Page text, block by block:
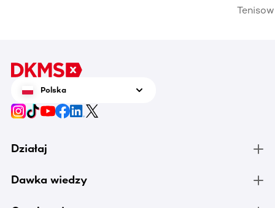
Polska
Działaj
Dawka wiedzy